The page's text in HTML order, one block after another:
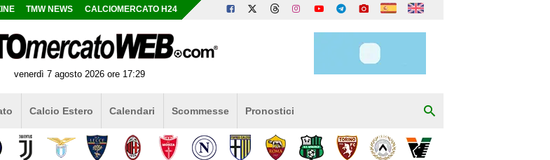
TMW NEWS CALCIOMERCATO H24
venerdì 7 agosto 2026 ore 17:29
Calcio Estero Calendari Scommesse Pronostici